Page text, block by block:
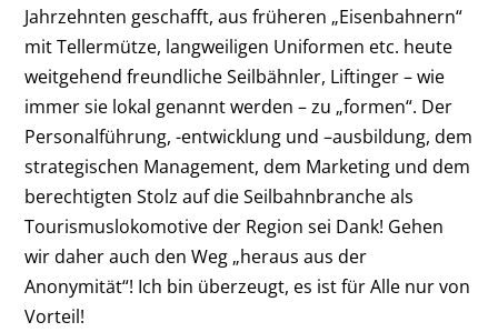
Jahrzehnten geschafft, aus früheren „Eisenbahnern“
mit Tellermütze, langweiligen Uniformen etc. heute
weitgehend freundliche Seilbähnler, Liftinger – wie
immer sie lokal genannt werden – zu „formen“. Der
Personalführung, -entwicklung und –ausbildung, dem
strategischen Management, dem Marketing und dem
berechtigten Stolz auf die Seilbahnbranche als
Tourismuslokomotive der Region sei Dank! Gehen
wir daher auch den Weg „heraus aus der
Anonymität“! Ich bin überzeugt, es ist für Alle nur von
Vorteil!